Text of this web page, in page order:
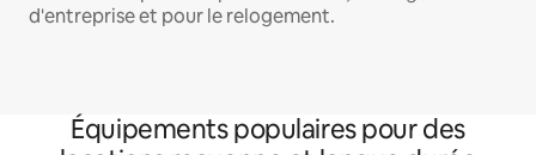
d'entreprise et pour le relogement.
Équipements populaires pour des